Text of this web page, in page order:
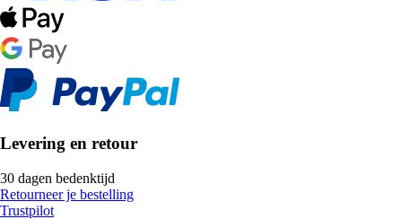
Levering en retour
30 dagen bedenktijd
Retourneer je bestelling
Trustpilot